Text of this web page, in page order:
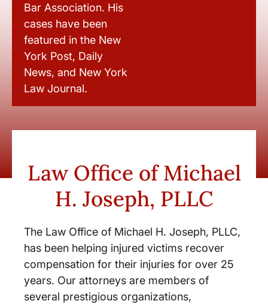
Bar Association. His
cases have been
featured in the New
York Post, Daily
News, and New York
Law Journal.
Law Office of Michael
H. Joseph, PLLC
The Law Office of Michael H. Joseph, PLLC,
has been helping injured victims recover
compensation for their injuries for over 25
years. Our attorneys are members of
several prestigious organizations,